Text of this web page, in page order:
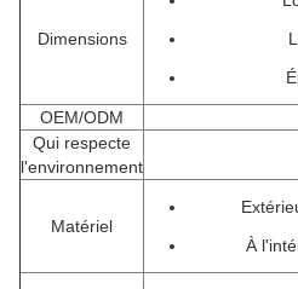
Dimensions
OEM/ODM
Qui respecte
l'environnement
Matériel
À